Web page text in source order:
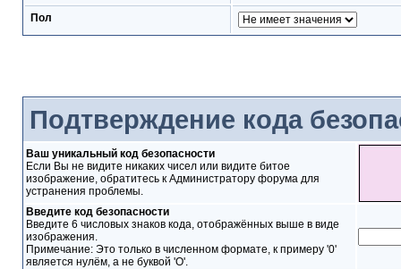
Пол
Подтверждение кода
Ваш уникальный код безопасности
Если Вы не видите никаких чисел или видите битое
изображение, обратитесь к Администратору форума для
устранения проблемы.
Введите код безопасности
Введите 6 числовых знаков кода, отображённых выше в виде
изображения.
Примечание: Это только в численном формате, к примеру '0'
является нулём, а не буквой 'O'.